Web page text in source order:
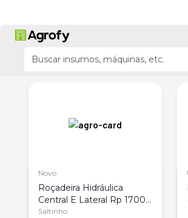
Novo
Roçadeira Hidráulica
Central E Lateral Rp 1700-
Baldan
Saltinho